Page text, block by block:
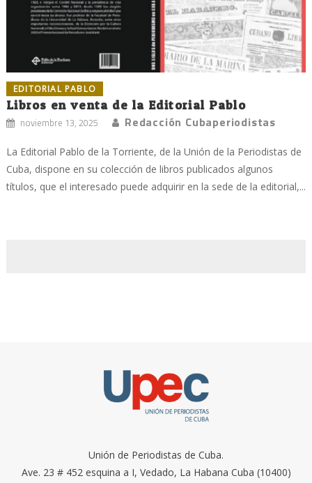
EDITORIAL PABLO
Libros en venta de la Editorial Pablo
noviembre 13, 2025 Redacción Cubaperiodistas
La Editorial Pablo de la Torriente, de la Unión de la Periodistas de
Cuba, dispone en su colección de libros publicados algunos
títulos, que el interesado puede adquirir en la sede de la editorial,...
Unión de Periodistas de Cuba.
Ave. 23 # 452 esquina a I, Vedado, La Habana Cuba (10400)